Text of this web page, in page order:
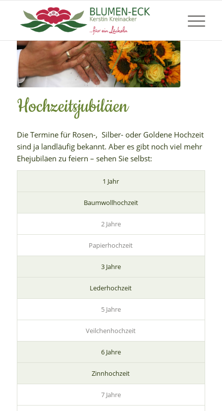
Hochzeitsjubiläen
Die Termine für Rosen-, Silber- oder Goldene Hochzeit
sind ja landläufig bekannt. Aber es gibt noch viel mehr
Ehejubiläen zu feiern – sehen Sie selbst:
1 Jahr
Baumwollhochzeit
2 Jahre
Papierhochzeit
3 Jahre
Lederhochzeit
5 Jahre
Veilchenhochzeit
6 Jahre
Zinnhochzeit
7 Jahre